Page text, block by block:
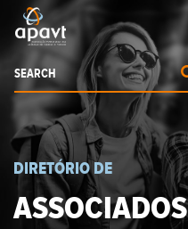
grow your business
DIRETÓRIO DE
ASSOCIADOS